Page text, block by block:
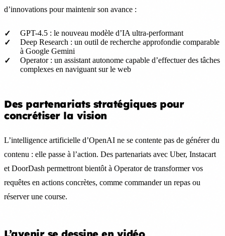
d’innovations pour maintenir son avance :
GPT-4.5 : le nouveau modèle d’IA ultra-performant
Deep Research : un outil de recherche approfondie comparable
à Google Gemini
Operator : un assistant autonome capable d’effectuer des tâches
complexes en naviguant sur le web
Des partenariats stratégiques pour
concrétiser la vision
L’intelligence artificielle d’OpenAI ne se contente pas de générer du
contenu : elle passe à l’action. Des partenariats avec Uber, Instacart
et DoorDash permettront bientôt à Operator de transformer vos
requêtes en actions concrètes, comme commander un repas ou
réserver une course.